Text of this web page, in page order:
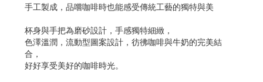
手工製成，品嚐咖啡時也能感受傳統工藝的獨特與美
杯身與手把為磨砂設計，手感獨特細緻，
色澤溫潤，流動型圖案設計，彷彿咖啡與牛奶的完美結
合，
好好享受美好的咖啡時光。